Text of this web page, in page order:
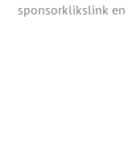
sponsorklikslink